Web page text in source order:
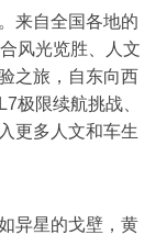
来自全国各地的
风光览胜、人文
之旅，自东向西
极限续航挑战、
更多人文和车生
异星的戈壁，黄